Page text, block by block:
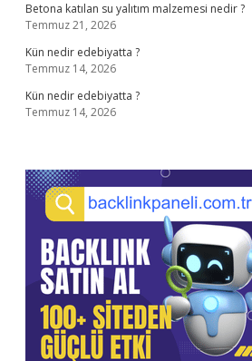
Betona katılan su yalıtım malzemesi nedir ?
Temmuz 21, 2026
Kün nedir edebiyatta ?
Temmuz 14, 2026
Kün nedir edebiyatta ?
Temmuz 14, 2026